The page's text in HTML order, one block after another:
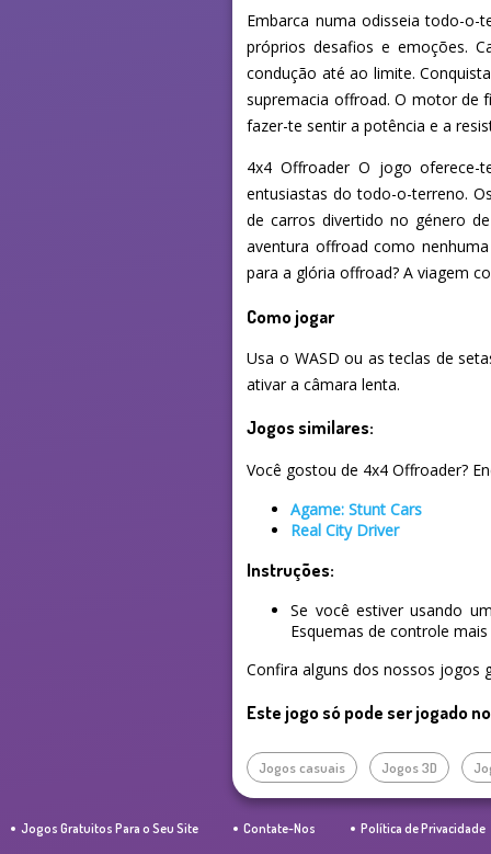
Embarca numa odisseia todo-o-
próprios desafios e emoções.
condução até ao limite.
supremacia offroad. O motor de
fazer-te sentir a potência e a
4x4 Offroader O jogo oferece-
entusiastas do todo-o-terreno.
de carros divertido no género
aventura offroad como
para a glória offroad? A viagem
Como jogar
Usa o WASD ou as teclas de
ativar a câmara lenta.
Jogos similares:
Você gostou de 4x4 Offroader?
Agame: Stunt Cars
Real City Driver
Instruções:
Se você estiver usando
Esquemas de controle
Confira alguns dos nossos jogos
Este jogo só pode ser jogado
Jogos casuais Jogos 3D
Jogos Gratuitos Para o Seu Site Contate-Nos Política de Privacidade